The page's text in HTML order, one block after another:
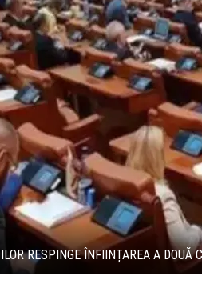
RESPINGE ÎNFIINȚAREA A